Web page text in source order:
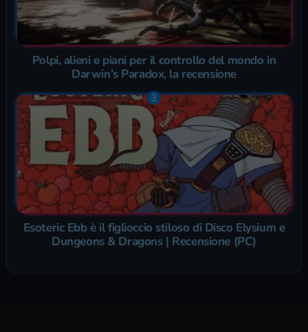
Polpi, alieni e piani per il controllo del mondo in
Darwin’s Paradox, la recensione
Esoteric Ebb è il figlioccio stiloso di Disco Elysium e
Dungeons & Dragons | Recensione (PC)